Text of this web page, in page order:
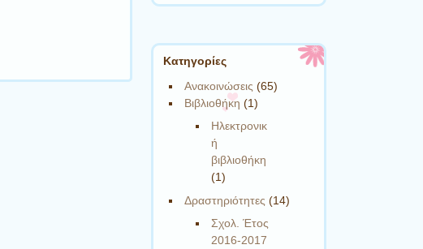
Kατηγορίες
Ανακοινώσεις (65)
Βιβλιοθήκη (1)
Ηλεκτρονικ
ή
βιβλιοθήκη
(1)
Δραστηριότητες (14)
Σχολ. Έτος
2016-2017